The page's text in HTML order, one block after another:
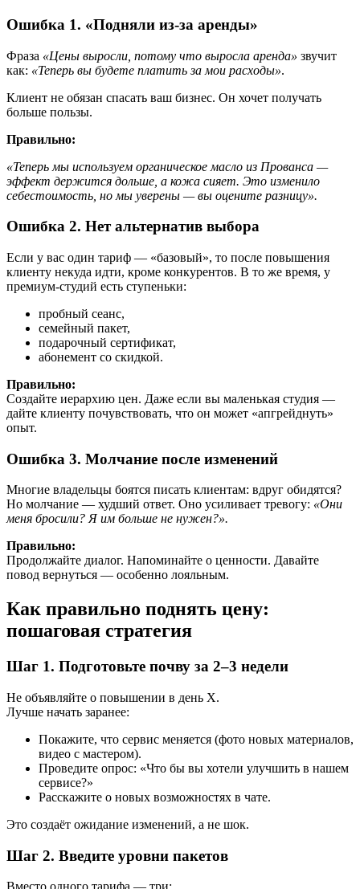
Ошибка 1. «Подняли из-за аренды»
Фраза «Цены выросли, потому что выросла аренда» звучит
как: «Теперь вы будете платить за мои расходы».
Клиент не обязан спасать ваш бизнес. Он хочет получать
больше пользы.
Правильно:
«Теперь мы используем органическое масло из Прованса —
эффект держится дольше, а кожа сияет. Это изменило
себестоимость, но мы уверены — вы оцените разницу».
Ошибка 2. Нет альтернатив выбора
Если у вас один тариф — «базовый», то после повышения
клиенту некуда идти, кроме конкурентов. В то же время, у
премиум-студий есть ступеньки:
пробный сеанс,
семейный пакет,
подарочный сертификат,
абонемент со скидкой.
Правильно:
Создайте иерархию цен. Даже если вы маленькая студия —
дайте клиенту почувствовать, что он может «апгрейднуть»
опыт.
Ошибка 3. Молчание после изменений
Многие владельцы боятся писать клиентам: вдруг обидятся?
Но молчание — худший ответ. Оно усиливает тревогу: «Они
меня бросили? Я им больше не нужен?».
Правильно:
Продолжайте диалог. Напоминайте о ценности. Давайте
повод вернуться — особенно лояльным.
Как правильно поднять цену:
пошаговая стратегия
Шаг 1. Подготовьте почву за 2–3 недели
Не объявляйте о повышении в день Х.
Лучше начать заранее:
Покажите, что сервис меняется (фото новых материалов,
видео с мастером).
Проведите опрос: «Что бы вы хотели улучшить в нашем
сервисе?»
Расскажите о новых возможностях в чате.
Это создаёт ожидание изменений, а не шок.
Шаг 2. Введите уровни пакетов